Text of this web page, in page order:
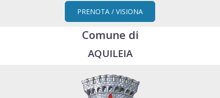
PRENOTA / VISIONA
Comune di
AQUILEIA